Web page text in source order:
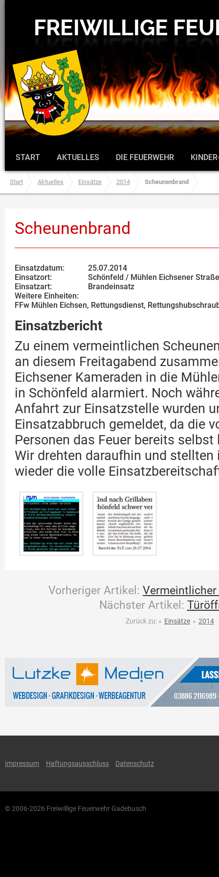
START AKTUELLES DIE FEUERWEHR
Start Aktuelles Einsätze 2014 Scheunenbrand
Scheunenbrand
Einsatzdatum:
25.07.2014
Einsatzort:
Schönfeld / Mühlen Eichsener Straße
Einsatzart:
Brandeinsatz
Weitere Einheiten:
FFw Mühlen Eichsen, Rettungsdienst,
Einsatzbericht
Zu einem vermeintlichen
an diesem Freitagabend
Eichsener Kameraden in die
in Schönfeld alarmiert. Noch
Anfahrt zur Einsatzstelle wurden
Einsatzabbruch gemeldet, da die
Personen das Feuer bereits
Wir drehten daraufhin und stellten
wieder die volle
Vorheriger Artikel:
Nächster Artikel:
Zurück zu: » Einsätze » 2014
Impressum Haftungsausschluss Datenschutz
© 2006-2026 Freiwillige Feuerwehr Gadebusch